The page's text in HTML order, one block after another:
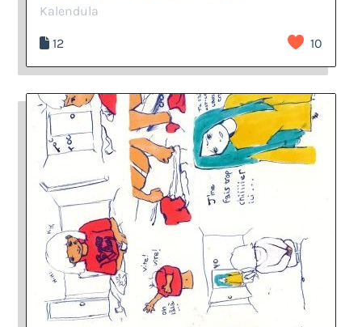
Kalendula
12 10